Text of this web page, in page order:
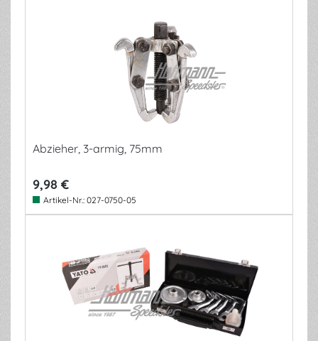
Abzieher, 3-armig, 75mm
9,98 €
Artikel-Nr.: 027-0750-05